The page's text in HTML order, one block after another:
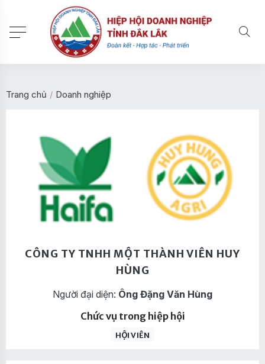
Trang chủ / Doanh nghiệp
CÔNG TY TNHH MỘT THÀNH VIÊN HUY
HÙNG
Người đại diện: Ông Đặng Văn Hùng
Chức vụ trong hiệp hội
HỘI VIÊN